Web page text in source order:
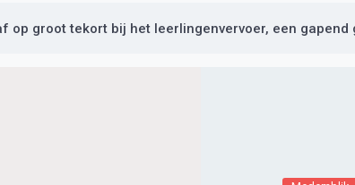
op groot tekort bij het leerlingenvervoer, een gapend